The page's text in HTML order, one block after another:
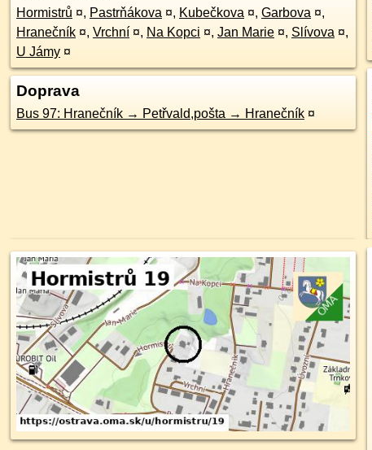
Hormistrů ¤, Pastrňákova ¤, Kubečkova ¤, Garbova ¤,
Hranečník ¤, Vrchní ¤, Na Kopci ¤, Jan Marie ¤, Slívova ¤,
U Jámy ¤
Doprava
Bus 97: Hranečník → Petřvald,pošta → Hranečník ¤